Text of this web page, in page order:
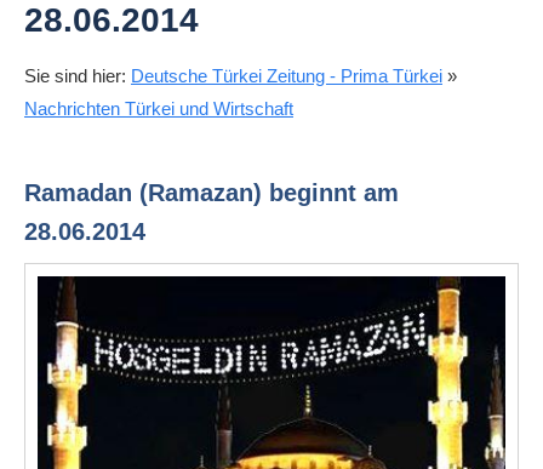
28.06.2014
Sie sind hier: Deutsche Türkei Zeitung - Prima Türkei »
Nachrichten Türkei und Wirtschaft
Ramadan (Ramazan) beginnt am
28.06.2014